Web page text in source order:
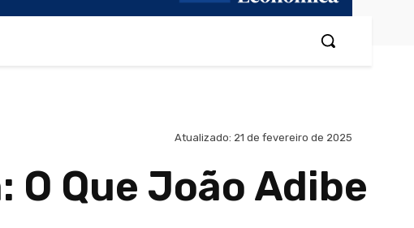
Atualizado: 21 de fevereiro de 2025
Que João Adibe